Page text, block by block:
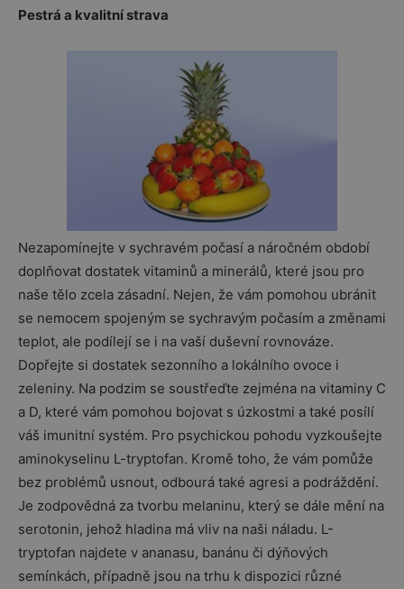
Pestrá a kvalitní strava
Nezapomínejte v sychravém počasí a náročném období
doplňovat dostatek vitaminů a minerálů, které jsou pro
naše tělo zcela zásadní. Nejen, že vám pomohou ubránit
se nemocem spojeným se sychravým počasím a změnami
teplot, ale podílejí se i na vaší duševní rovnováze.
Dopřejte si dostatek sezonního a lokálního ovoce i
zeleniny. Na podzim se soustřeďte zejména na vitaminy C
a D, které vám pomohou bojovat s úzkostmi a také posílí
váš imunitní systém. Pro psychickou pohodu vyzkoušejte
aminokyselinu L-tryptofan. Kromě toho, že vám pomůže
bez problémů usnout, odbourá také agresi a podráždění.
Je zodpovědná za tvorbu melaninu, který se dále mění na
serotonin, jehož hladina má vliv na naši náladu. L-
tryptofan najdete v ananasu, banánu či dýňových
semínkách, případně jsou na trhu k dispozici různé